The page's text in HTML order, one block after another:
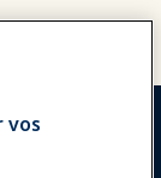
vos